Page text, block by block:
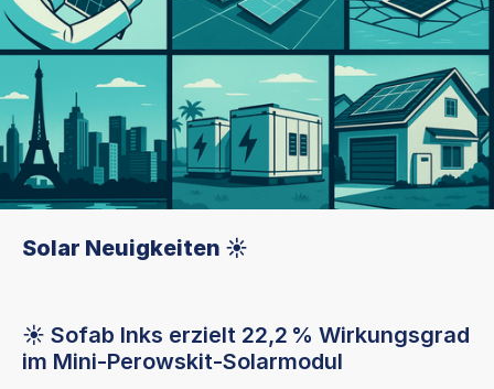
Solar Neuigkeiten ☀️
☀️ Sofab Inks erzielt 22,2 % Wirkungsgrad
im Mini-Perowskit-Solarmodul